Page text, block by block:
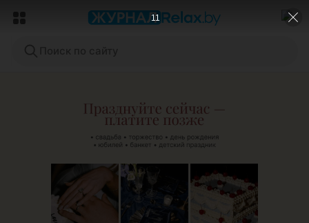
ЭФФЕКТИВНАЯ РЕКЛАМА НА САЙТЕ
9